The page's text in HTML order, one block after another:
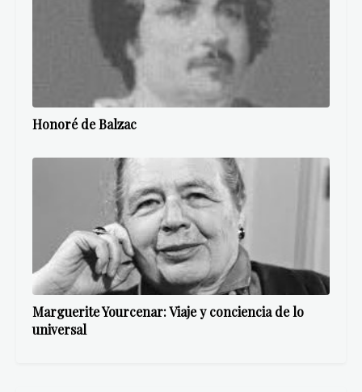
Honoré de Balzac
Marguerite Yourcenar: Viaje y conciencia de lo
universal